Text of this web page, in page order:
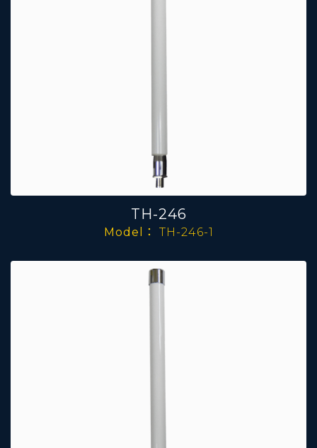
TH-246
Model： TH-246-1